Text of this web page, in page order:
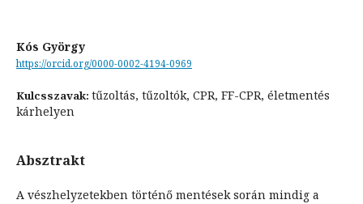
Kós György
https://orcid.org/0000-0002-4194-0969
Kulcsszavak: tűzoltás, tűzoltók, CPR, FF-CPR, életmentés
kárhelyen
Absztrakt
A vészhelyzetekben történő mentések során mindig a